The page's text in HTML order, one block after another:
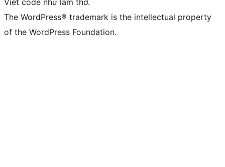
The WordPress® trademark is the intellectual property
of the WordPress Foundation.